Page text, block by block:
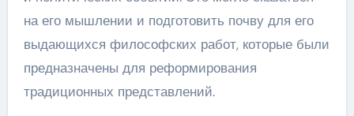
на его мышлении и подготовить почву для его
выдающихся философских работ, которые были
предназначены для реформирования
традиционных представлений.